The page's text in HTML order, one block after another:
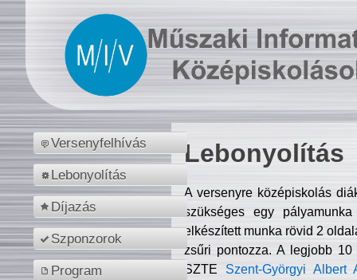
Versenyfelhívás
Lebonyolítás
Díjazás
Szponzorok
Program
Lebonyolítás
A versenyre középiskolás
szükséges egy
elkészített munka rövid 2
zsűri pontozza. A legjobb
SZTE Szent-Györgyi Albert